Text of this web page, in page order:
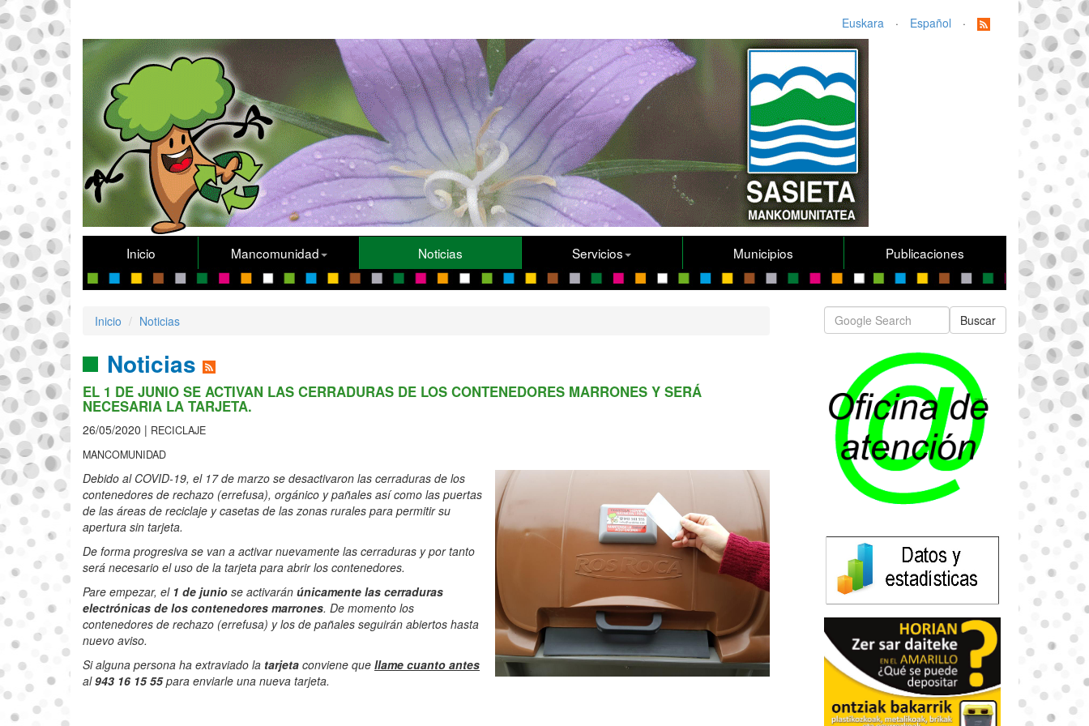
Euskara · Español ·
Inicio Mancomunidad Noticias Servicios Municipios Publicaciones
Inicio Noticias
Noticias
EL 1 DE JUNIO SE ACTIVAN LAS CERRADURAS DE LOS CONTENEDORES MARRONES Y SERÁ
NECESARIA LA TARJETA.
26/05/2020 | RECICLAJE
MANCOMUNIDAD
Debido al COVID-19, el 17 de marzo se desactivaron las cerraduras de los
contenedores de rechazo (errefusa), orgánico y pañales así como las puertas
de las áreas de reciclaje y casetas de las zonas rurales para permitir su
apertura sin tarjeta.
De forma progresiva se van a activar nuevamente las cerraduras y por tanto
será necesario el uso de la tarjeta para abrir los contenedores.
Pare empezar, el 1 de junio se activarán únicamente las cerraduras
electrónicas de los contenedores marrones. De momento los
contenedores de rechazo (errefusa) y los de pañales seguirán abiertos hasta
nuevo aviso.
Si alguna persona ha extraviado la tarjeta conviene que llame cuanto antes
al943 16 15 55para enviarle una nueva tarjeta.
Buscar